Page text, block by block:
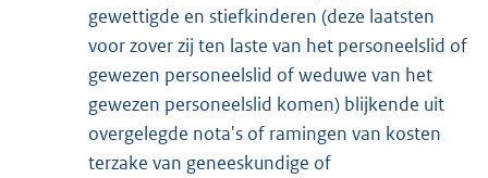
gewettigde en stiefkinderen (deze laatsten
voor zover zij ten laste van het personeelslid of
gewezen personeelslid of weduwe van het
gewezen personeelslid komen) blijkende uit
overgelegde nota's of ramingen van kosten
terzake van geneeskundige of